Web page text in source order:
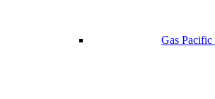
Gas Pacific